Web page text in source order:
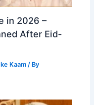
in 2026 –
After Eid-
Kaam/ By